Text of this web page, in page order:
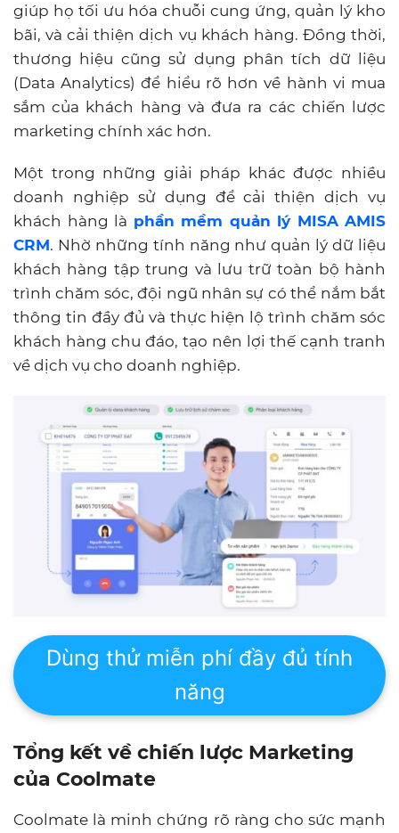
giúp họ tối ưu hóa chuỗi cung ứng, quản lý kho
bãi, và cải thiện dịch vụ khách hàng. Đồng thời,
thương hiệu cũng sử dụng phân tích dữ liệu
(Data Analytics) để hiểu rõ hơn về hành vi mua
sắm của khách hàng và đưa ra các chiến lược
marketing chính xác hơn.
Một trong những giải pháp khác được nhiều
doanh nghiệp sử dụng để cải thiện dịch vụ
khách hàng là phần mềm quản lý MISA AMIS
CRM. Nhờ những tính năng như quản lý dữ liệu
khách hàng tập trung và lưu trữ toàn bộ hành
trình chăm sóc, đội ngũ nhân sự có thể nắm bắt
thông tin đầy đủ và thực hiện lộ trình chăm sóc
khách hàng chu đáo, tạo nên lợi thế cạnh tranh
về dịch vụ cho doanh nghiệp.
Dùng thử miễn phí đầy đủ tính
năng
Tổng kết về chiến lược Marketing
của Coolmate
Coolmate là minh chứng rõ ràng cho sức mạnh